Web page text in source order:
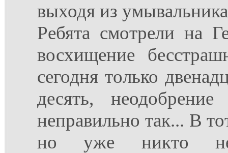
выходя из
Ребята смотрели на
восхищение
сегодня только
десять,
неправильно так... В
но уже никто не